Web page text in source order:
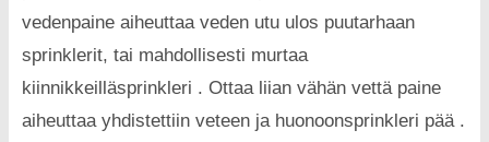
vedenpaine aiheuttaa veden utu ulos puutarhaan
sprinklerit, tai mahdollisesti murtaa
kiinnikkeilläsprinkleri . Ottaa liian vähän vettä paine
aiheuttaa yhdistettiin veteen ja huonoonsprinkleri pää .